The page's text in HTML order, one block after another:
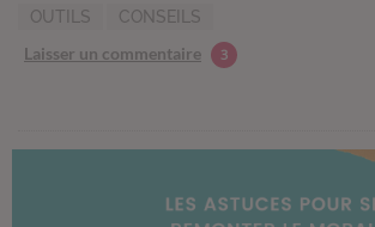
OUTILS CONSEILS
Laisser un commentaire 3